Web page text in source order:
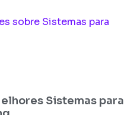
sobre Sistemas para
Sistemas para